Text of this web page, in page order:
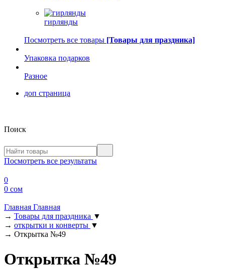
гирлянды
Посмотреть все товары [Товары для праздника]
Упаковка подарков
Разное
доп страница
Поиск
Посмотреть все результаты
0
0 сом
Главная Главная
→ Товары для праздника ▼
→ открытки и конверты ▼
→ Открытка №49
Открытка №49